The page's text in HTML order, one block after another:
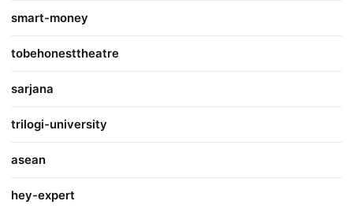
smart-money
tobehonesttheatre
sarjana
trilogi-university
asean
hey-expert